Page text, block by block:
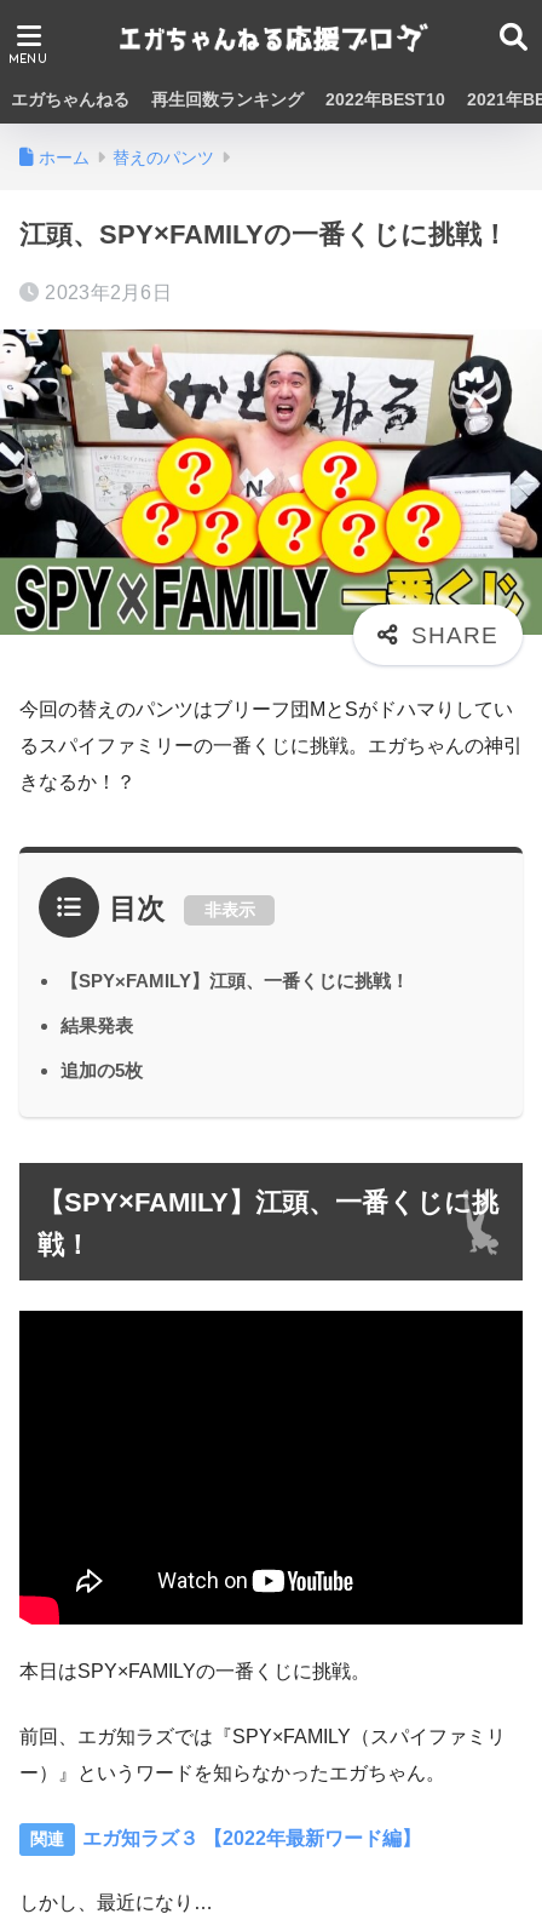
エガちゃんねる 再生回数ランキング 2022年BEST10 2021年
ホーム 替えのパンツ
江頭、SPY×FAMILYの一番くじに挑戦！
2023年2月6日
今回の替えのパンツはブリーフ団MとSがドハマりしてい
るスパイファミリーの一番くじに挑戦。エガちゃんの神引
きなるか！？
目次 非表示
【SPY×FAMILY】江頭、一番くじに挑戦！
結果発表
追加の5枚
【SPY×FAMILY】江頭、一番くじに挑
戦！
本日はSPY×FAMILYの一番くじに挑戦。
前回、エガ知ラズでは『SPY×FAMILY（スパイファミリ
ー）』というワードを知らなかったエガちゃん。
エガ知ラズ３ 【2022年最新ワード編】
しかし、最近になり…